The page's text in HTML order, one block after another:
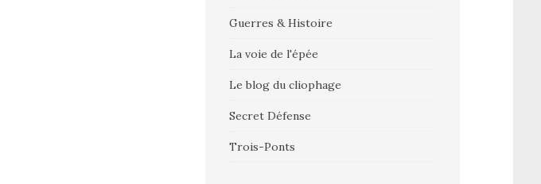
Guerres & Histoire
La voie de l'épée
Le blog du cliophage
Secret Défense
Trois-Ponts